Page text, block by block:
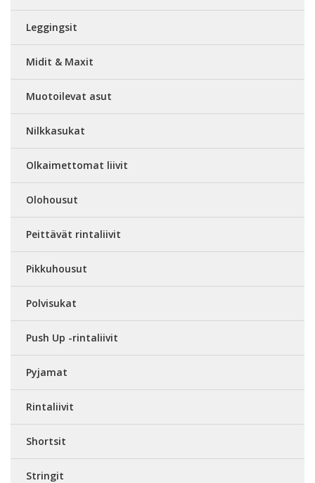
Leggingsit
Midit & Maxit
Muotoilevat asut
Nilkkasukat
Olkaimettomat liivit
Olohousut
Peittävät rintaliivit
Pikkuhousut
Polvisukat
Push Up -rintaliivit
Pyjamat
Rintaliivit
Shortsit
Stringit